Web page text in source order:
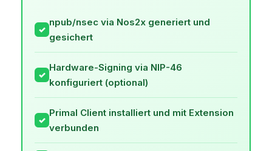
✓
npub/nsec via Nos2x generiert und
gesichert
✓
Hardware-Signing via NIP-46
konfiguriert (optional)
✓
Primal Client installiert und mit Extension
verbunden